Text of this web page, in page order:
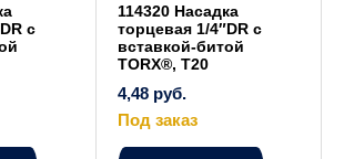
с
114320 Насадка
торцевая 1/4″DR с
вставкой-битой
TORX®, T20
4,48 руб.
Под заказ